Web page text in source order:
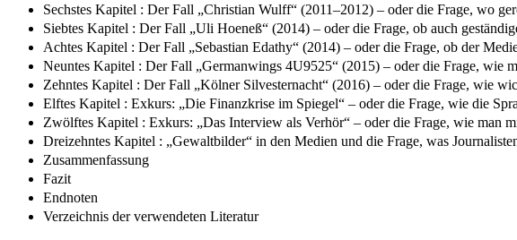
Sechstes Kapitel : Der Fall „Christian Wulff“ (2011–2012) – oder die Frage, wo
Siebtes Kapitel : Der Fall „Uli Hoeneß“ (2014) – oder die Frage, ob auch
Achtes Kapitel : Der Fall „Sebastian Edathy“ (2014) – oder die Frage, ob der
Neuntes Kapitel : Der Fall „Germanwings 4U9525“ (2015) – oder die Frage, wie
Zehntes Kapitel : Der Fall „Kölner Silvesternacht“ (2016) – oder die Frage, wie
Elftes Kapitel : Exkurs: „Die Finanzkrise im Spiegel“ – oder die Frage, wie die
Zwölftes Kapitel : Exkurs: „Das Interview als Verhör“ – oder die Frage, wie man
Dreizehntes Kapitel : „Gewaltbilder“ in den Medien und die Frage, was
Zusammenfassung
Fazit
Endnoten
Verzeichnis der verwendeten Literatur